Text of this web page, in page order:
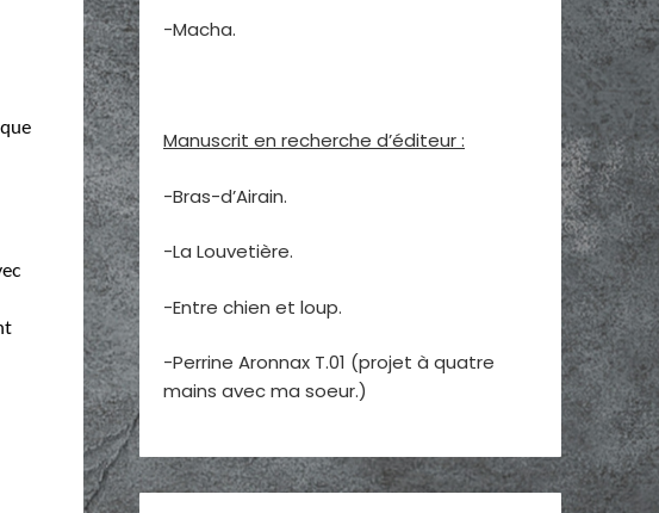
-Macha.
Manuscrit en recherche d’éditeur :
-Bras-d’Airain.
-La Louvetière.
-Entre chien et loup.
-Perrine Aronnax T.01 (projet à quatre
mains avec ma soeur.)